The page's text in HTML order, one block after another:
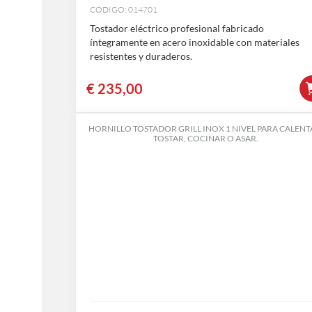
CÓDIGO: 014701
Tostador eléctrico profesional fabricado
íntegramente en acero inoxidable con materiales
resistentes y duraderos.
€235,00
HORNILLO TOSTADOR GRILL INOX 1 NIVEL PARA
TOSTAR, COCINAR O ASAR.